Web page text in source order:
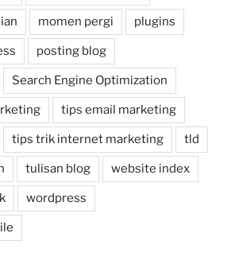
momen pergi plugins
posting blog
Search Engine Optimization
tips email marketing
tips trik internet marketing tld
tulisan blog website index
wordpress